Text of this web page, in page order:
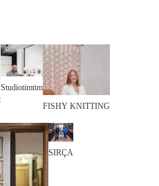
Studiotimtim
FISHY KNITTING
SIRÇA